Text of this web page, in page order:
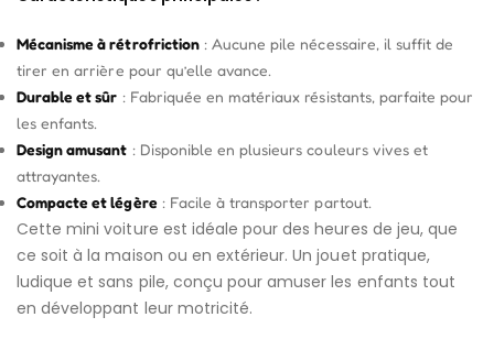
Mécanisme à rétrofriction: Aucune pile nécessaire, il suffit de
tirer en arrière pour qu’elle avance.
Durable et sûr : Fabriquée en matériaux résistants, parfaite pour
les enfants.
Design amusant : Disponible en plusieurs couleurs vives et
attrayantes.
Compacte et légère: Facile à transporter partout.
Cette mini voiture est idéale pour des heures de jeu, que
ce soit à la maison ou en extérieur. Un jouet pratique,
ludique et sans pile, conçu pour amuser les enfants tout
en développant leur motricité.